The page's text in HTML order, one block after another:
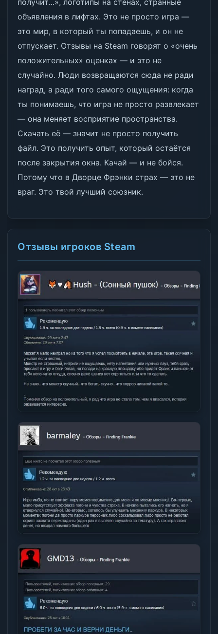
получит…», логотипы на стенах, странные
объявления в лифтах. Это не просто игра —
это мир, в который ты попадаешь, и он не
отпускает. Отзывы на Steam говорят о «очень
положительных» оценках — и это не
случайно. Люди возвращаются сюда не ради
наград, а ради того самого ощущения: когда
ты понимаешь, что игра не просто развлекает
— она меняет восприятие пространства.
Скачать её — значит не просто получить
файл. Это получить опыт, который остаётся
после закрытия окна. Качай — и не бойся.
Потому что в Дворце Фрэнки страх — это не
враг. Это твой лучший союзник.
Отзывы игроков Steam